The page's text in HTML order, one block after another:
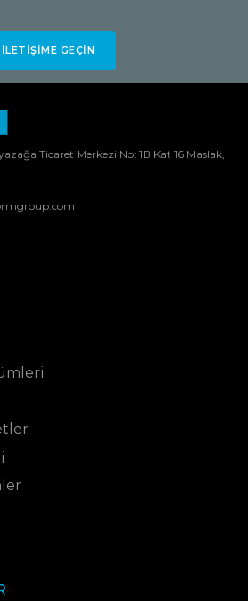
İLETIŞIME GEÇIN
Ticaret Merkezi No: 1B Kat 16 Maslak,